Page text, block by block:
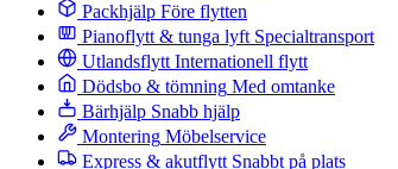
Packhjälp Före flytten
Pianoflytt & tunga lyft Specialtransport
Utlandsflytt Internationell flytt
Dödsbo & tömning Med omtanke
Bärhjälp Snabb hjälp
Montering Möbelservice
Express & akutflytt Snabbt på plats